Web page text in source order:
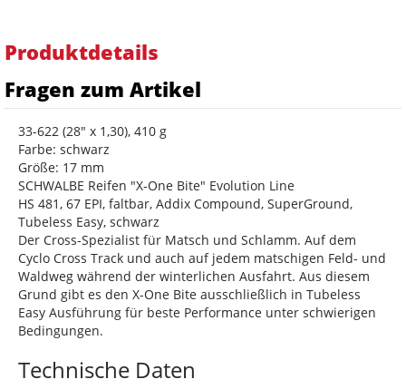
Produktdetails
Fragen zum Artikel
33-622 (28" x 1,30), 410 g
Farbe: schwarz
Größe: 17 mm
SCHWALBE Reifen "X-One Bite" Evolution Line
HS 481, 67 EPI, faltbar, Addix Compound, SuperGround,
Tubeless Easy, schwarz
Der Cross-Spezialist für Matsch und Schlamm. Auf dem
Cyclo Cross Track und auch auf jedem matschigen Feld- und
Waldweg während der winterlichen Ausfahrt. Aus diesem
Grund gibt es den X-One Bite ausschließlich in Tubeless
Easy Ausführung für beste Performance unter schwierigen
Bedingungen.
Technische Daten